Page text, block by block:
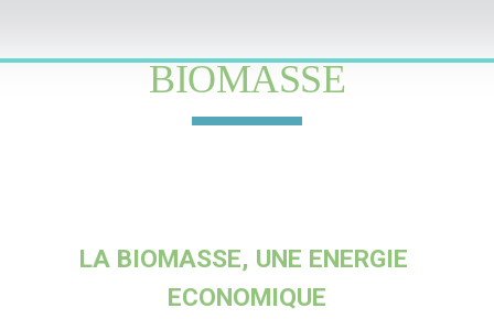
BIOMASSE
LA BIOMASSE, UNE ENERGIE
ECONOMIQUE